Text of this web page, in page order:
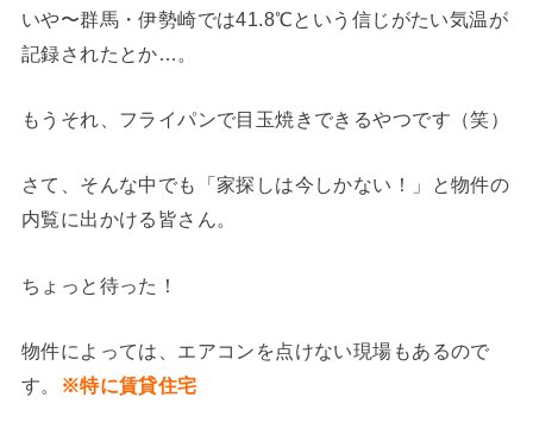
いや〜群馬・伊勢崎では41.8℃という信じがたい気温が
記録されたとか…。
もうそれ、フライパンで目玉焼きできるやつです（笑）
さて、そんな中でも「家探しは今しかない！」と物件の
内覧に出かける皆さん。
ちょっと待った！
物件によっては、エアコンを点けない現場もあるので
す。
※特に賃貸住宅